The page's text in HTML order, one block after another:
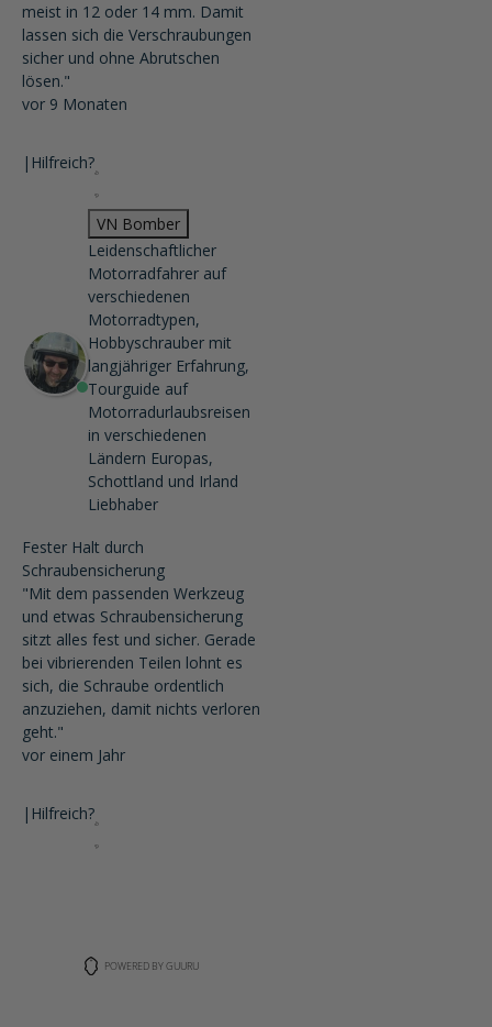
meist in 12 oder 14 mm. Damit
lassen sich die Verschraubungen
sicher und ohne Abrutschen
lösen."
vor 9 Monaten
| Hilfreich?
VN Bomber
Leidenschaftlicher
Motorradfahrer auf
verschiedenen
Motorradtypen,
Hobbyschrauber mit
langjähriger Erfahrung,
Tourguide auf
Motorradurlaubsreisen
in verschiedenen
Ländern Europas,
Schottland und Irland
Liebhaber
Fester Halt durch
Schraubensicherung
"Mit dem passenden Werkzeug
und etwas Schraubensicherung
sitzt alles fest und sicher. Gerade
bei vibrierenden Teilen lohnt es
sich, die Schraube ordentlich
anzuziehen, damit nichts verloren
geht."
vor einem Jahr
| Hilfreich?
POWERED BY GUURU